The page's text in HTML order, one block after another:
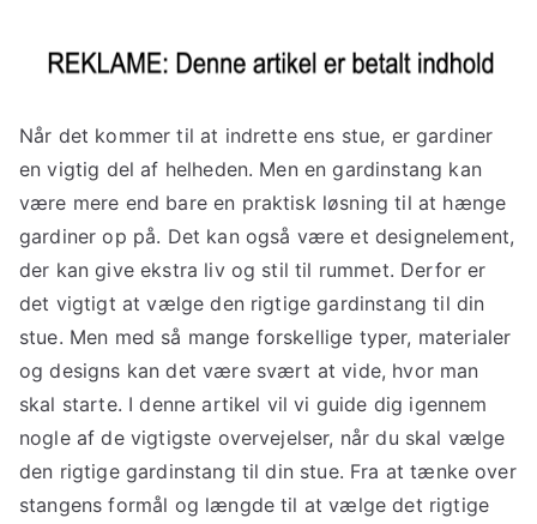
Når det kommer til at indrette ens stue, er gardiner
en vigtig del af helheden. Men en gardinstang kan
være mere end bare en praktisk løsning til at hænge
gardiner op på. Det kan også være et designelement,
der kan give ekstra liv og stil til rummet. Derfor er
det vigtigt at vælge den rigtige gardinstang til din
stue. Men med så mange forskellige typer, materialer
og designs kan det være svært at vide, hvor man
skal starte. I denne artikel vil vi guide dig igennem
nogle af de vigtigste overvejelser, når du skal vælge
den rigtige gardinstang til din stue. Fra at tænke over
stangens formål og længde til at vælge det rigtige